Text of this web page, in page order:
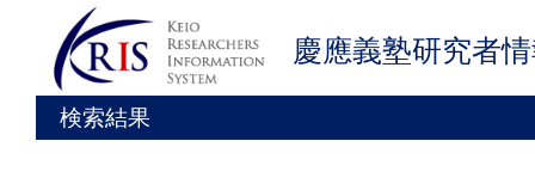
慶應義塾研究者
検索結果